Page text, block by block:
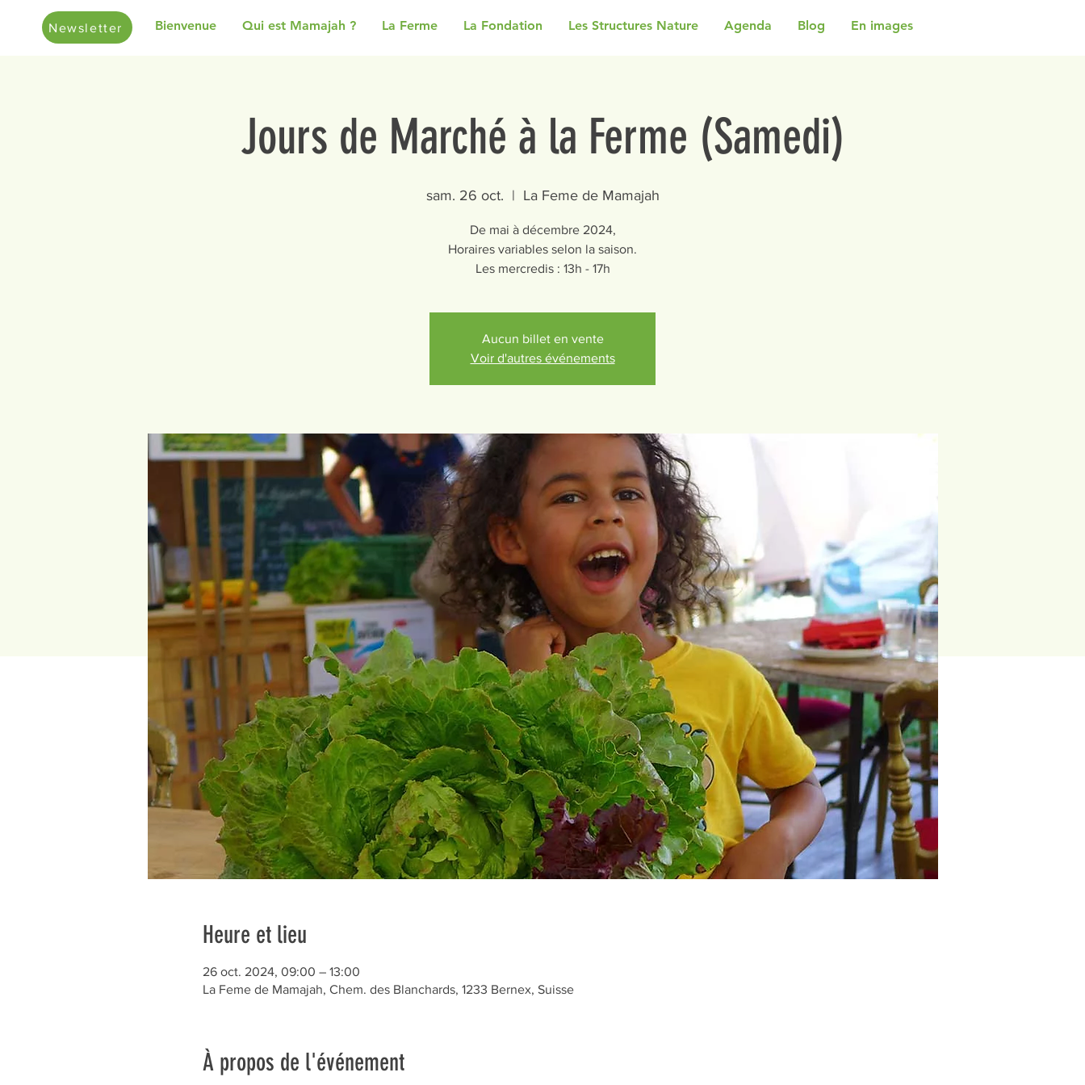
Newsletter Bienvenue Qui est Mamajah ? La Ferme La Fondation Les Structures Nature Agenda Blog En images
Jours de Marché à la Ferme (Samedi)
sam. 26 oct.
  |
La Feme de Mamajah
De mai à décembre 2024,
Horaires variables selon la saison.
Les mercredis : 13h - 17h
Aucun billet en vente
Voir d'autres événements
Heure et lieu
26 oct. 2024, 09:00 – 13:00
La Feme de Mamajah, Chem. des Blanchards, 1233 Bernex, Suisse
À propos de l'événement